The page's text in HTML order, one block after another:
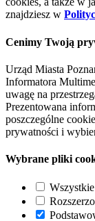
znajdziesz w
Cenimy Twoją
Urząd Miasta
Informatora
uwagę na
Prezentowana
poszczególne
prywatności i
Wybrane pliki
Wszystkie